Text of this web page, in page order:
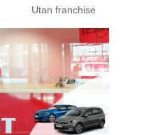
Utan franchise